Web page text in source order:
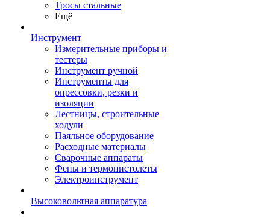
Тросы стальные
Ещё
Инструмент
Измерительные приборы и
тестеры
Инструмент ручной
Инструменты для
опрессовки, резки и
изоляции
Лестницы, строительные
ходули
Паяльное оборудование
Расходные материалы
Сварочные аппараты
Фены и термопистолеты
Электроинструмент
Высоковольтная аппаратура